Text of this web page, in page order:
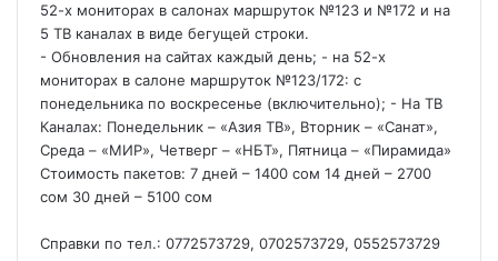
52-х мониторах в салонах маршруток №123 и №172 и на
5 ТВ каналах в виде бегущей строки.
- Обновления на сайтах каждый день; - на 52-х
мониторах в салоне маршруток №123/172: с
понедельника по воскресенье (включительно); - На ТВ
Каналах: Понедельник – «Азия ТВ», Вторник – «Санат»,
Среда – «МИР», Четверг – «НБТ», Пятница – «Пирамида»
Стоимость пакетов: 7 дней – 1400 сом 14 дней – 2700
сом 30 дней – 5100 сом
Справки по тел.: 0772573729, 0702573729, 0552573729